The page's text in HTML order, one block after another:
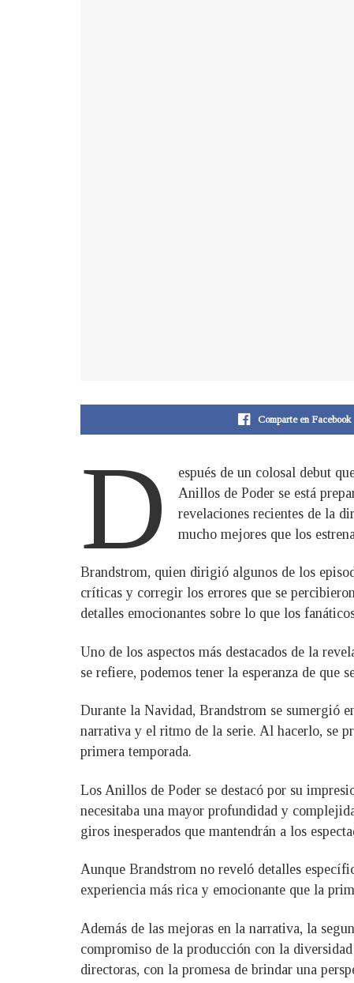
Comparte en Facebook
D
espués de un colosal debut
Anillos de Poder se está
revelaciones recientes de la
mucho mejores que los
Brandstrom, quien dirigió algunos de los
críticas y corregir los errores que se
detalles emocionantes sobre lo que los
Uno de los aspectos más destacados de la
se refiere, podemos tener la esperanza de
Durante la Navidad, Brandstrom se sumergió
narrativa y el ritmo de la serie. Al hacerlo, se
primera temporada.
Los Anillos de Poder se destacó por su
necesitaba una mayor profundidad y
giros inesperados que mantendrán a los
Aunque Brandstrom no reveló detalles
experiencia más rica y emocionante que la
Además de las mejoras en la narrativa, la
compromiso de la producción con la
directoras, con la promesa de brindar una